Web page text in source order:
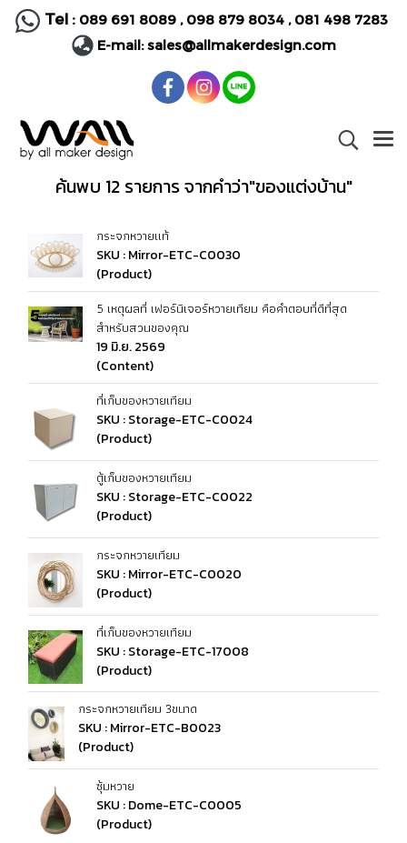
Tel : 089 691 8089, 098 879 8034 , 081 498 7283
E-mail:sales@allmakerdesign.com
ค้นพบ 12 รายการ จากคำว่า"ของแต่งบ้าน"
กระจกหวายแท้
SKU : Mirror-ETC-C0030
(Product)
5 เหตุผลที่ เฟอร์นิเจอร์หวายเทียม คือคำตอบที่ดีที่สุด
สำหรับสวนของคุณ
19 มิ.ย. 2569
(Content)
ที่เก็บของหวายเทียม
SKU : Storage-ETC-C0024
(Product)
ตู้เก็บของหวายเทียม
SKU : Storage-ETC-C0022
(Product)
กระจกหวายเทียม
SKU : Mirror-ETC-C0020
(Product)
ที่เก็บของหวายเทียม
SKU : Storage-ETC-17008
(Product)
กระจกหวายเทียม 3ขนาด
SKU : Mirror-ETC-B0023
(Product)
ซุ้มหวาย
SKU : Dome-ETC-C0005
(Product)